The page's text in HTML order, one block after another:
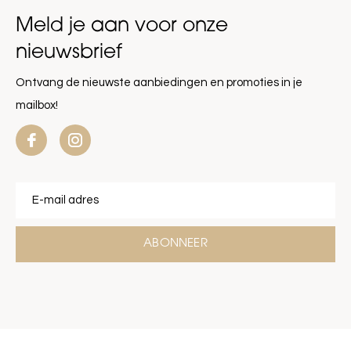
Meld je aan voor onze
nieuwsbrief
Ontvang de nieuwste aanbiedingen en promoties in je
mailbox!
ABONNEER